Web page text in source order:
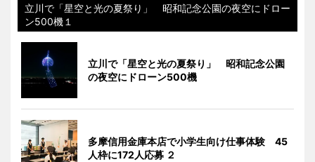
立川で「星空と光の夏祭り」 昭和記念公園の夜空にドロー
ン500機１
立川で「星空と光の夏祭り」 昭和記念公園
の夜空にドローン500機
多摩信用金庫本店で小学生向け仕事体験 45
人枠に172人応募 ２